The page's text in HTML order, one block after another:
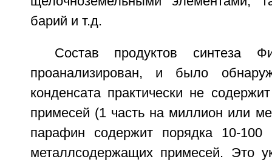
барий и т.д.
Состав продуктов синтеза
проанализирован, и было
конденсата практически не
примесей (1 часть на миллион или
парафин содержит порядка 10-100
металлсодержащих примесей. Это